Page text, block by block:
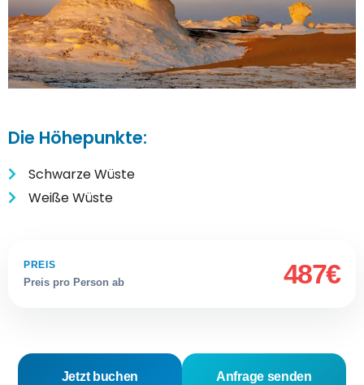
Die Höhepunkte:
Schwarze Wüste
Weiße Wüste
PREIS
Preis pro Person ab
487€
Jetzt buchen Anfrage senden